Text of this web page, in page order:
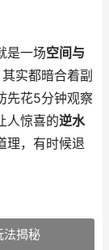
是一场空间与
实都暗合着副
先花5分钟观察
人惊喜的逆水
理，有时候退
法揭秘